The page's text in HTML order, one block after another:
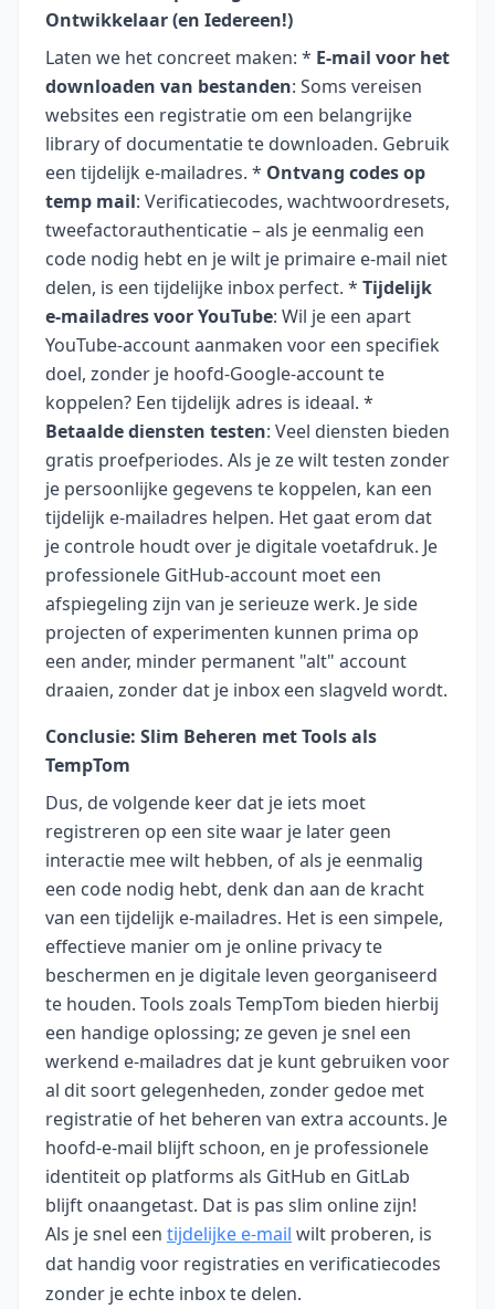
Ontwikkelaar (en Iedereen!)
Laten we het concreet maken: * E-mail voor het
downloaden van bestanden: Soms vereisen
websites een registratie om een belangrijke
library of documentatie te downloaden. Gebruik
een tijdelijk e-mailadres. * Ontvang codes op
temp mail: Verificatiecodes, wachtwoordresets,
tweefactorauthenticatie – als je eenmalig een
code nodig hebt en je wilt je primaire e-mail niet
delen, is een tijdelijke inbox perfect. * Tijdelijk
e-mailadres voor YouTube: Wil je een apart
YouTube-account aanmaken voor een specifiek
doel, zonder je hoofd-Google-account te
koppelen? Een tijdelijk adres is ideaal. *
Betaalde diensten testen: Veel diensten bieden
gratis proefperiodes. Als je ze wilt testen zonder
je persoonlijke gegevens te koppelen, kan een
tijdelijk e-mailadres helpen. Het gaat erom dat
je controle houdt over je digitale voetafdruk. Je
professionele GitHub-account moet een
afspiegeling zijn van je serieuze werk. Je side
projecten of experimenten kunnen prima op
een ander, minder permanent "alt" account
draaien, zonder dat je inbox een slagveld wordt.
Conclusie: Slim Beheren met Tools als
TempTom
Dus, de volgende keer dat je iets moet
registreren op een site waar je later geen
interactie mee wilt hebben, of als je eenmalig
een code nodig hebt, denk dan aan de kracht
van een tijdelijk e-mailadres. Het is een simpele,
effectieve manier om je online privacy te
beschermen en je digitale leven georganiseerd
te houden. Tools zoals TempTom bieden hierbij
een handige oplossing; ze geven je snel een
werkend e-mailadres dat je kunt gebruiken voor
al dit soort gelegenheden, zonder gedoe met
registratie of het beheren van extra accounts. Je
hoofd-e-mail blijft schoon, en je professionele
identiteit op platforms als GitHub en GitLab
blijft onaangetast. Dat is pas slim online zijn!
Als je snel een tijdelijke e‑mail wilt proberen, is
dat handig voor registraties en verificatiecodes
zonder je echte inbox te delen.